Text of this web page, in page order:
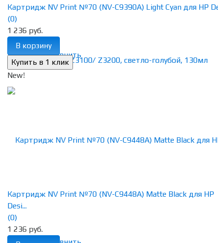
избранное сравнить
Картридж NV Print №70 (NV-C9390A) Light Cyan для HP
(0)
1 236 руб.
В корзину
New!
Картридж NV Print №70 (NV-C9448A) Matte Black для HP
Desi...
(0)
1 236 руб.